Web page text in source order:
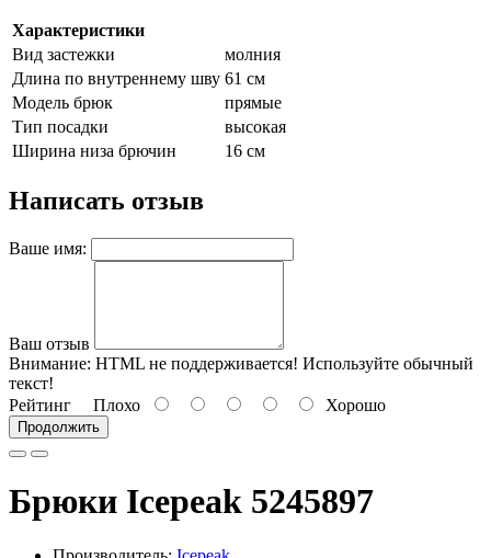
Характеристики
Вид застежки
молния
Длина по внутреннему шву 61 см
Модель брюк
прямые
Тип посадки
высокая
Ширина низа брючин
16 см
Написать отзыв
Ваше имя:
Ваш отзыв
Внимание: HTML не поддерживается! Используйте обычный
текст!
Рейтинг Плохо Хорошо
Продолжить
Брюки Icepeak 5245897